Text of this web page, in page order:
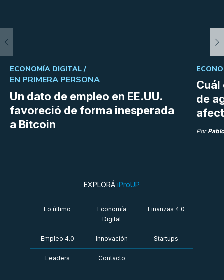
Un dato de empleo en EE.UU.
favoreció de forma inesperada
a Bitcoin
ECONOMÍA DIGITAL /
EN PRIMERA PERSONA
de
Por
EXPLORÁ iProUP
Lo último
Economía
Digital
Finanzas 4.0
Empleo 4.0 Innovación Startups
Leaders Contacto